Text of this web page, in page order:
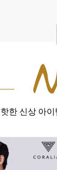
핫한 신상 아